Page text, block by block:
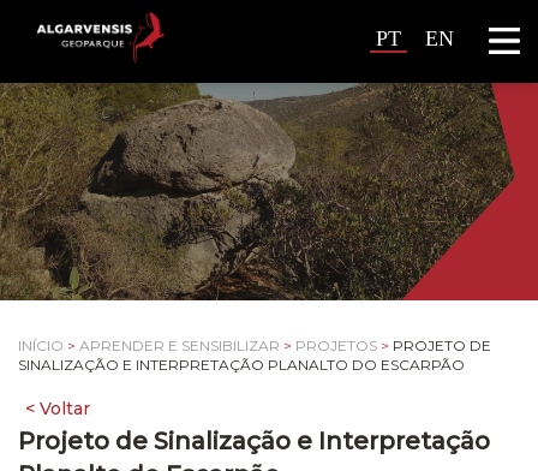
PT EN
INÍCIO > APRENDER E SENSIBILIZAR > PROJETOS > PROJETO DE
SINALIZAÇÃO E INTERPRETAÇÃO PLANALTO DO ESCARPÃO
Projeto de Sinalização e Interpretação